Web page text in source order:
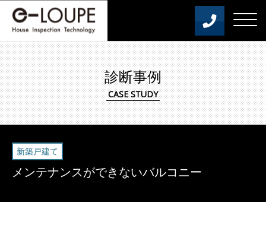
診断事例
新築戸建て
メンテナンスができないバルコニー